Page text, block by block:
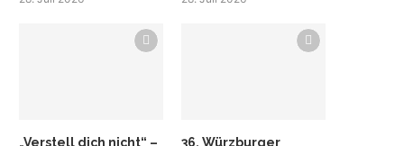
„Verstell dich nicht“ –
36. Würzburger